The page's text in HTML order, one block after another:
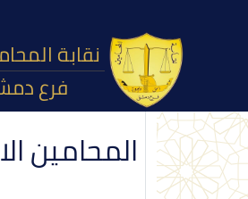
نقابة المحامين
فرع
المحامين